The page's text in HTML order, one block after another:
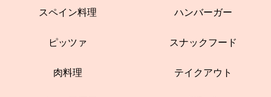
スペイン料理 ハンバーガー
ピッツァ スナックフード
肉料理 テイクアウト